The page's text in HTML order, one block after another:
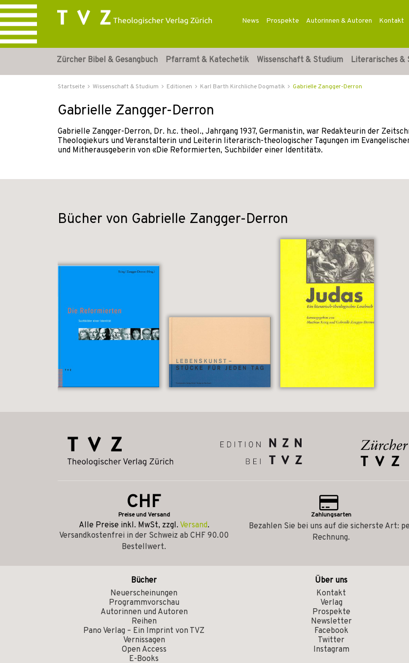
News Prospekte Autorinnen & Autoren Kontakt
Zürcher Bibel & Gesangbuch Pfarramt & Katechetik Wissenschaft & Studium Literarisches
Startseite Wissenschaft & Studium Editionen Karl Barth Kirchliche Dogmatik Gabrielle Zangger-Derron
Gabrielle Zangger-Derron
Gabrielle Zangger-Derron, Dr. h.c. theol., Jahrgang 1937, Germanistin, war Redakteurin der
Theologiekurs und Veranstalterin und Leiterin literarisch-theologischer Tagungen im
und Mitherausgeberin von «Die Reformierten, Suchbilder einer Identität».
Bücher von Gabrielle Zangger-Derron
CHF
Preise und Versand
Alle Preise inkl. MwSt, zzgl. Versand.
Versandkostenfrei in der Schweiz ab CHF 90.00
Bestellwert.
Zahlungsarten
Bezahlen Sie bei uns auf die sicherste Art:
Rechnung.
Bücher
Neuerscheinungen
Programmvorschau
Autorinnen und Autoren
Reihen
Pano Verlag – Ein Imprint von TVZ
Vernissagen
Open Access
E-Books
Über uns
Kontakt
Verlag
Prospekte
Newsletter
Facebook
Twitter
Instagram